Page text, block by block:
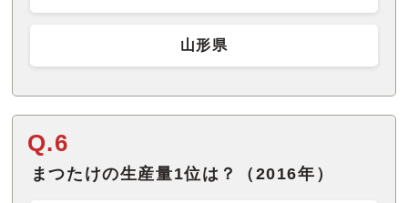
山形県
Q.6
まつたけの生産量1位は？（2016年）